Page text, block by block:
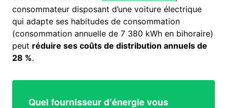
consommateur disposant d’une voiture électrique
qui adapte ses habitudes de consommation
(consommation annuelle de 7 380 kWh en bihoraire)
peut réduire ses coûts de distribution annuels de
28 %.
Quel fournisseur d’énergie vous